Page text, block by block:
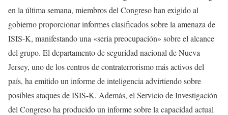
en la última semana, miembros del Congreso han exigido al
gobierno proporcionar informes clasificados sobre la amenaza de
ISIS-K, manifestando una «seria preocupación» sobre el alcance
del grupo. El departamento de seguridad nacional de Nueva
Jersey, uno de los centros de contraterrorismo más activos del
país, ha emitido un informe de inteligencia advirtiendo sobre
posibles ataques de ISIS-K. Además, el Servicio de Investigación
del Congreso ha producido un informe sobre la capacidad actual